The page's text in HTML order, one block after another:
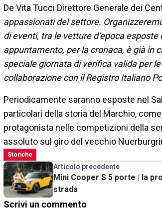
De Vita Tucci Direttore Generale dei
appassionati del settore.
di eventi, tra le vetture d’epoca
appuntamento, per la cronaca, è già in
speciale giornata di verifica valida per
collaborazione con il Registro Italiano
Periodicamente saranno esposte nel
particolari della storia del Marchio,
protagonista nelle competizioni della
assoluto sul giro del vecchio
Storiche
Articolo precedente
Mini Cooper S 5 porte | la
strada
Scrivi un commento